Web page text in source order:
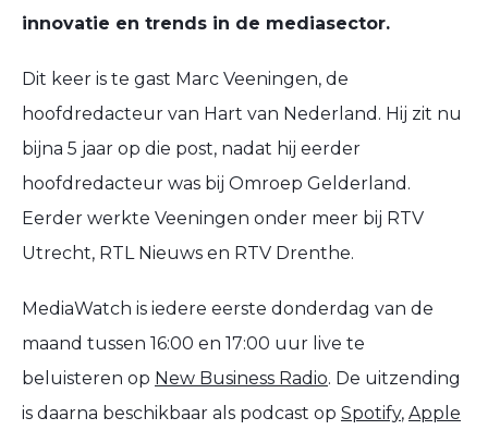
innovatie en trends in de mediasector.
Dit keer is te gast Marc Veeningen, de
hoofdredacteur van Hart van Nederland. Hij zit nu
bijna 5 jaar op die post, nadat hij eerder
hoofdredacteur was bij Omroep Gelderland.
Eerder werkte Veeningen onder meer bij RTV
Utrecht, RTL Nieuws en RTV Drenthe.
MediaWatch is iedere eerste donderdag van de
maand tussen 16:00 en 17:00 uur live te
beluisteren op New Business Radio. De uitzending
is daarna beschikbaar als podcast op Spotify, Apple